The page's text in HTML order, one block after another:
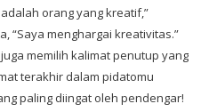
orang yang kreatif,”
“Saya menghargai kreativitas.”
memilih kalimat penutup yang
terakhir dalam pidatomu
paling diingat oleh pendengar!